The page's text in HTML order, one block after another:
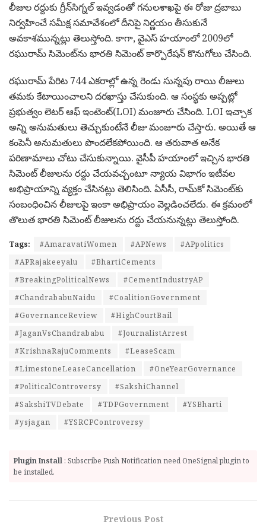
లీజుల రద్దుకు గ్రీన్‌సిగ్నల్‌ ఇవ్వడంతో గనులశాఖపై ఈ రోజు ద్రబాబు
నిర్వహించే సమీక్ష సమావేశంలో దీనిపై నిర్ణయం తీసుకునే
అవకాశమున్నట్లు తెలుస్తోంది. కాగా, వైఎస్ హయాంలో 2009లో
రఘురామ్ సిమెంట్‌ను భారతి సిమెంట్ కార్పొరేషన్ కొనుగోలు చేసింది.
రఘురామ్ పేరిట 744 ఎకరాల్లో ఉన్న రెండు సున్నపు రాయి లీజులు
తమకు కేటాయించాలని దరఖాస్తు చేసుకుంది. ఆ సంస్థకు అప్పట్లో
ప్రభుత్వం లెటర్ ఆఫ్ ఇంటెంట్(LOI) మంజూరు చేసింది. LOI ఇచ్చాక
అన్ని అనుమతులు తెచ్చుకుంటేనే లీజు మంజూరు చేస్తారు. అయితే ఆ
కంపెనీ అనుమతులు పొందలేకపోయింది. ఆ తరువాత అనేక
పరిణామాలు చోటు చేసుకున్నాయి. వైసీపీ హయాంలో ఇచ్చిన భారతి
సిమెంట్ లీజులను రద్దు చేయవచ్చంటూ న్యాయ విభాగం ఇటీవల
అభిప్రాయాన్ని వ్యక్తం చేసినట్లు తెలిసింది. ఏసీసీ, రామ్‌కో సిమెంట్‌కు
సంబంధించిన లీజులపై ఇంకా అభిప్రాయం వెల్లడించలేదు. ఈ క్రమంలో
తొలుత భారతి సిమెంట్ లీజులను రద్దు చేయనున్నట్లు తెలుస్తోంది.
Tags: #AmaravatiWomen #APNews
#APpolitics
#APRajakeeyalu
#BhartiCements
#BreakingPoliticalNews
#CementIndustryAP
#ChandrababuNaidu
#CoalitionGovernment
#GovernanceReview
#HighCourtBail
#JaganVsChandrababu
#JournalistArrest
#KrishnaRajuComments
#LeaseScam
#LimestoneLeaseCancellation
#OneYearGovernance
#PoliticalControversy
#SakshiChannel
#SakshiTVDebate
#TDPGovernment
#YSBharti
#ysjagan
#YSRCPControversy
Plugin Install : Subscribe Push Notification need OneSignal plugin to
be installed.
Previous Post